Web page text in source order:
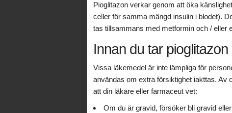
Pioglitazon verkar genom att öka
celler för samma mängd insulin i blodet).
tas tillsammans med metformin och / eller
Innan du tar pioglitazon
Vissa läkemedel är inte lämpliga för
användas om extra försiktighet iakttas. Av
att din läkare eller farmaceut vet:
Om du är gravid, försöker bli gravid